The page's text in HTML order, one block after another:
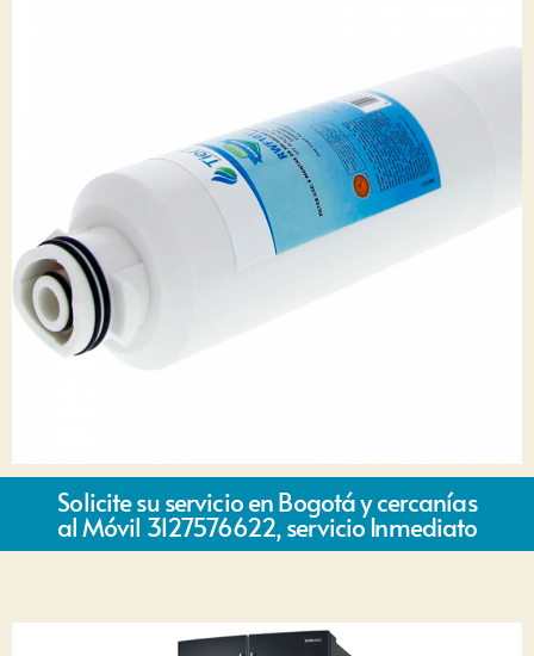
Solicite su servicio en Bogotá y cercanías
al Móvil 3127576622, servicio Inmediato